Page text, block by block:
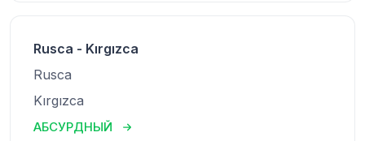
Rusca - Kırgızca
Rusca
Kırgızca
АБСУРДНЫЙ